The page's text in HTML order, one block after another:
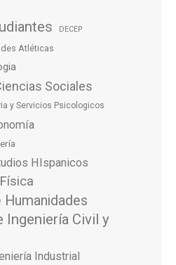
DECEP
Atléticas
Sociales
y Servicios Psicologicos
HIspanicos
Ingeniería Civil y
Industrial